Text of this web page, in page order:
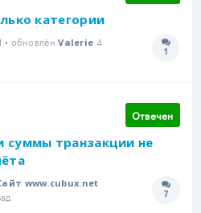
категории
• обновлёнValerie 4
1
Отвечен
суммы транзакции не
www.cubux.net
7